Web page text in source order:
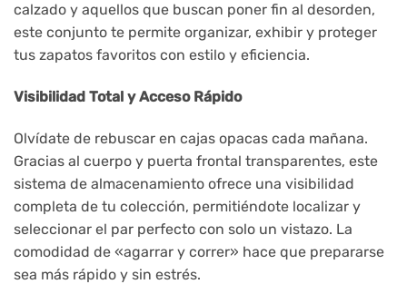
calzado y aquellos que buscan poner fin al desorden,
este conjunto te permite organizar, exhibir y proteger
tus zapatos favoritos con estilo y eficiencia.
Visibilidad Total y Acceso Rápido
Olvídate de rebuscar en cajas opacas cada mañana.
Gracias al cuerpo y puerta frontal transparentes, este
sistema de almacenamiento ofrece una visibilidad
completa de tu colección, permitiéndote localizar y
seleccionar el par perfecto con solo un vistazo. La
comodidad de «agarrar y correr» hace que prepararse
sea más rápido y sin estrés.